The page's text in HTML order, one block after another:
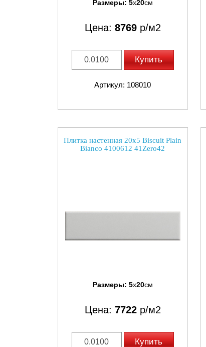
Размеры: 5x20см
Цена: 8769р/м2
Купить
Артикул: 108010
Плитка настенная 20x5 Biscuit Plain
Bianco 4100612 41Zero42
Размеры: 5x20см
Цена: 7722р/м2
Купить